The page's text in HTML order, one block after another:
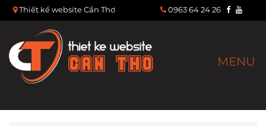
Thiết kế website Cần Thơ 0963 64 24 26
MENU